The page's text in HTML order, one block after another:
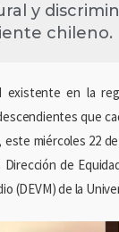
y
chileno.
existente en la
que
miércoles 22
de
(DEVM) de la